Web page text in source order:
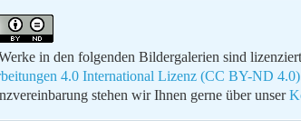
in den folgenden Bildergalerien sind
4.0 International Lizenz (CC BY-ND 4.0)
stehen wir Ihnen gerne über unser